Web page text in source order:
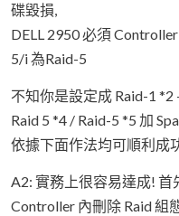
碟毀損,
DELL 2950 必須
5/i 為Raid-5
不知你是設定成 Raid-1 *2
Raid 5 *4 / Raid-5 *5 加
依據下面作法均可順利成
A2: 實務上很容易達成! 首
Controller 內刪除 Raid 組